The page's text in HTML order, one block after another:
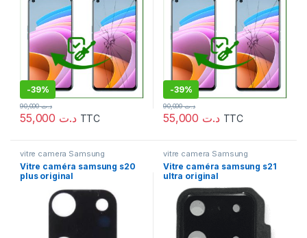
-39%
د.ت
د.ت90,000
TTC
-39%
د.ت
د.ت90,000
TTC
vitre camera Samsung
Vitre caméra samsung s20
plus original
vitre camera Samsung
Vitre caméra samsung s21
ultra original